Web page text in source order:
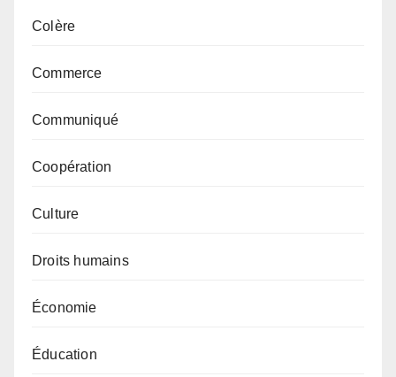
Colère
Commerce
Communiqué
Coopération
Culture
Droits humains
Économie
Éducation